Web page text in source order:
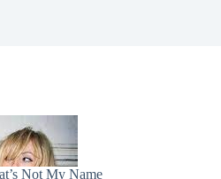
Not My Name